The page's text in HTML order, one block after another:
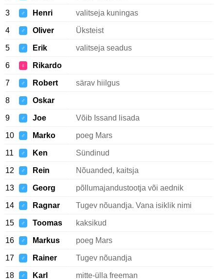
3 ♂ Henri valitseja kuningas
4 ♂ Oliver Üksteist
5 ♂ Erik valitseja seadus
6 ♀ Rikardo
7 ♂ Robert särav hiilgus
8 ♂ Oskar
9 ♂ Joe Võib Issand lisada
10 ♂ Marko poeg Mars
11 ♂ Ken Sündinud
12 ♂ Rein Nõuanded, kaitsja
13 ♂ Georg põllumajandustootja või aednik
14 ♂ Ragnar Tugev nõuandja. Vana isiklik nimi
15 ♂ Toomas kaksikud
16 ♂ Markus poeg Mars
17 ♂ Rainer Tugev nõuandja
18 ♂ Karl mitte-ülla freeman